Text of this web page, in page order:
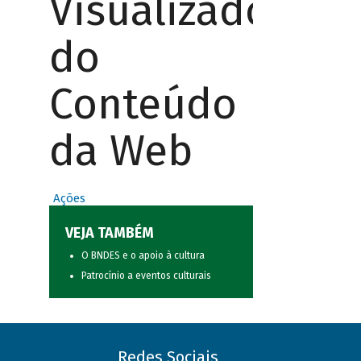
Visualizador
do
Conteúdo
da Web
Ações
VEJA TAMBÉM
O BNDES e o apoio à cultura
Patrocínio a eventos culturais
Redes Sociais